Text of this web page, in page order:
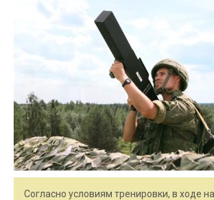
Согласно условиям тренировки, в ходе